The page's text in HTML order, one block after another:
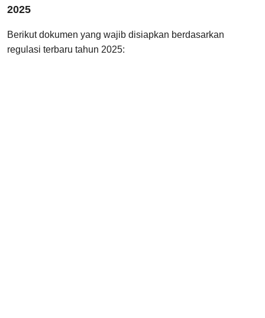
2025
Berikut dokumen yang wajib disiapkan berdasarkan
regulasi terbaru tahun 2025: